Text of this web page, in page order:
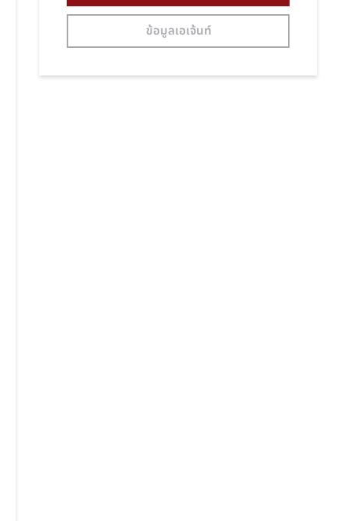
ข้อมูลเอเจ้นท์